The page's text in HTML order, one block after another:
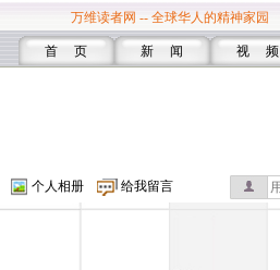
万维读者网 -- 全球华人的精神家园
首 页 新 闻 视 频
个人相册 给我留言